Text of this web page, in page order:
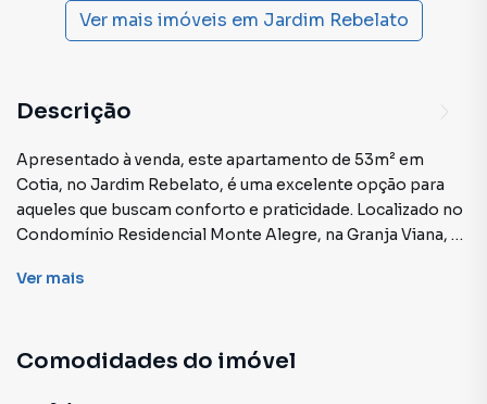
Ver mais imóveis em Jardim Rebelato
Descrição
Apresentado à venda, este apartamento de 53m² em
Cotia, no Jardim Rebelato, é uma excelente opção para
aqueles que buscam conforto e praticidade. Localizado no
Condomínio Residencial Monte Alegre, na Granja Viana, o
piscina, playground, churrasqueira e salão gourmet, além
A unidade possui 2 quartos, sendo 1 suíte, distribuídos em
Ver mais
Comodidades do imóvel